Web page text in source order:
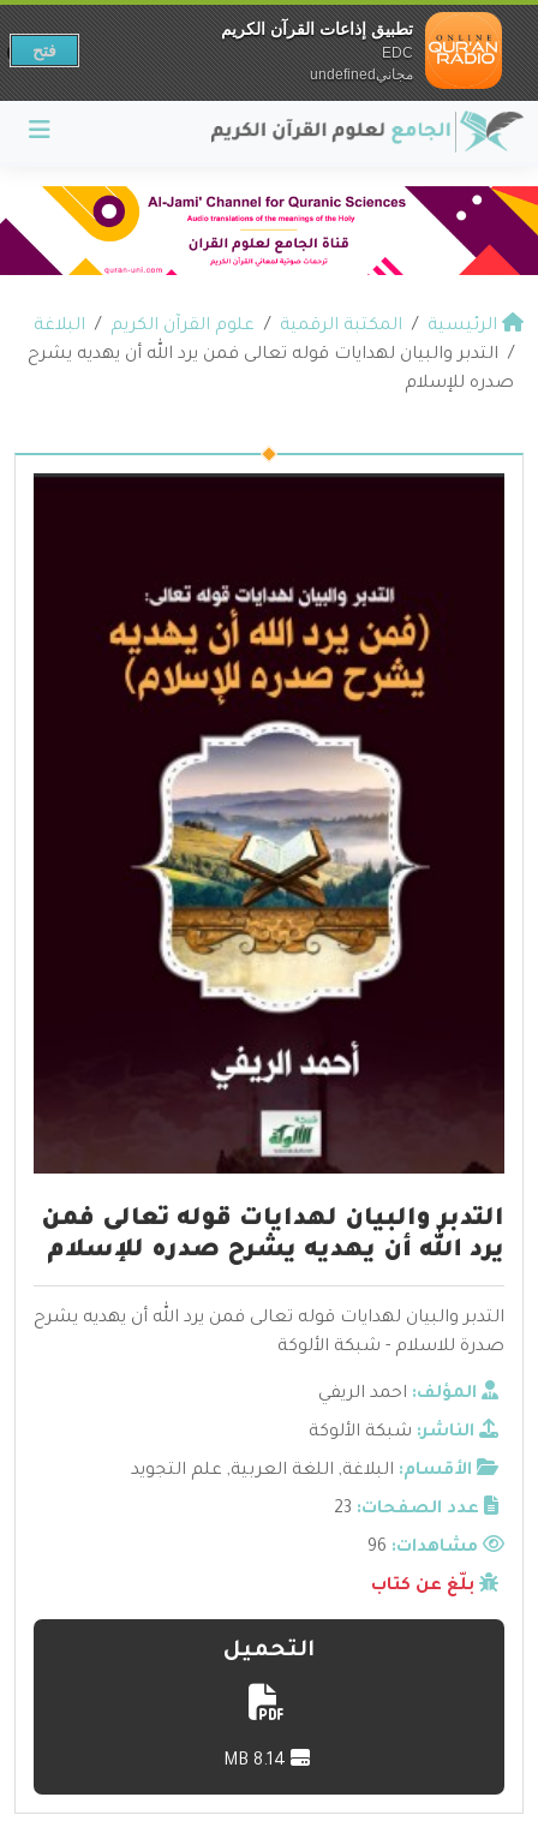
الرئيسية المكتبة الرقمية علوم القرآن الكريم
البلاغة
التدبر والبيان لهدايات قوله تعالى فمن يرد الله أن يهديه يشرح
صدره للإسلام
التدبر والبيان لهدايات قوله تعالى فمن
يرد الله أن يهديه يشرح صدره للإسلام
التدبر والبيان لهدايات قوله تعالى فمن يرد الله أن يهديه يشرح
صدرة للاسلام - شبكة الألوكة
المؤلف: احمد الريفي
الناشر: شبكة الألوكة
الأقسام: البلاغة, اللغة العربية, علم التجويد
عدد الصفحات: 23
مشاهدات:
بلّغ عن كتاب
التحميل
تطبيق إذاعات القرآن الكريم
EDC
مجانيundefined
فتح